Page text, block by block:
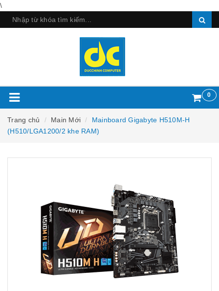
\
0
Trang chủ Main Mới
Mainboard Gigabyte H510M-H
(H510/LGA1200/2 khe RAM)